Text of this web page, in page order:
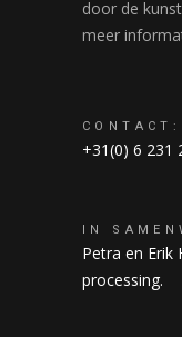
door de
meer
CONTACT:
+31(0) 6 231
IN
Petra en Erik
processing.